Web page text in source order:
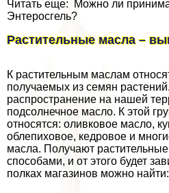
Читать еще: Можно ли
Энтеросгель?
Растительные масла –
К растительным маслам
получаемых из семян
распространение на нашей
подсолнечное масло. К этой
относятся: оливковое масло,
облепиховое, кедровое и
масла. Получают
способами, и от этого будет
полках магазинов можно найти: